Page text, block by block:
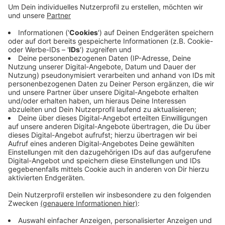
Das Ascheberger Unternehmen Klaas Alu-Kranbau
kommt seinen Mitarbeitern nun entgegen und schafft
für sie 14 Wohnungen mit günstigen Mieten im
Breilbusch. Das erste Gebäude soll spätestens im Juli
bezugsfertig sein, das letzte im September. Die
Nachfrage war so groß, dass alle Wohnungen schnell
vergeben waren. Das zeige den großen Bedarf, sagt
der Wirtschaftsförderer der Gemeinde und wirbt für
ähnliche Projekte.
Anzeige